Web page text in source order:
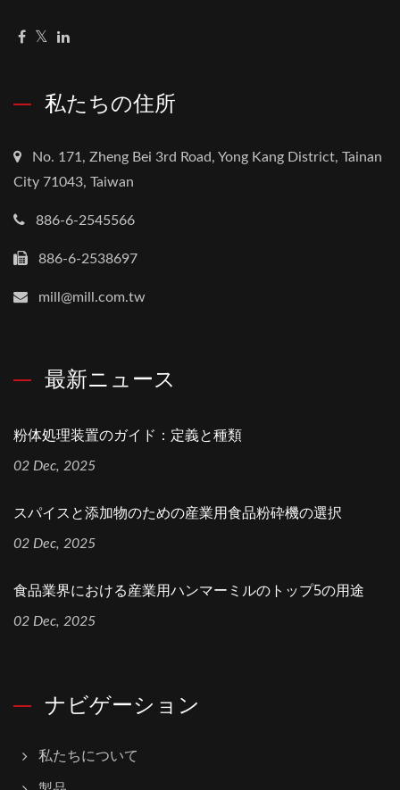
私たちの住所
No. 171, Zheng Bei 3rd Road, Yong Kang District, Tainan
City 71043, Taiwan
886-6-2545566
886-6-2538697
mill@mill.com.tw
最新ニュース
粉体処理装置のガイド：定義と種類
02 Dec, 2025
スパイスと添加物のための産業用食品粉砕機の選択
02 Dec, 2025
食品業界における産業用ハンマーミルのトップ5の用途
02 Dec, 2025
ナビゲーション
私たちについて